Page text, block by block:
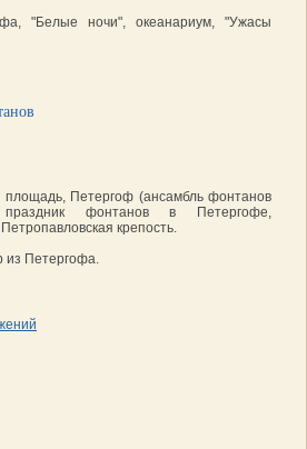
"Белые ночи", океанариум, "Ужасы
Петергоф (ансамбль фонтанов
фонтанов в Петергофе,
крепость.
Петергофа.